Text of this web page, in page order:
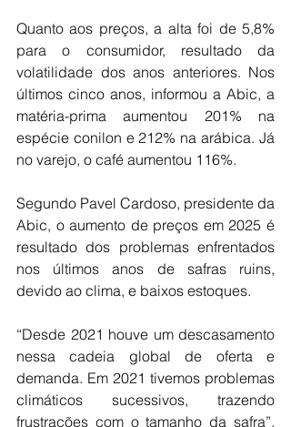
Quanto aos preços, a alta foi de 5,8%
para o consumidor, resultado da
volatilidade dos anos anteriores. Nos
últimos cinco anos, informou a Abic, a
matéria-prima aumentou 201% na
espécie conilon e 212% na arábica. Já
no varejo, o café aumentou 116%.
Segundo Pavel Cardoso, presidente da
Abic, o aumento de preços em 2025 é
resultado dos problemas enfrentados
nos últimos anos de safras ruins,
devido ao clima, e baixos estoques.
“Desde 2021 houve um descasamento
nessa cadeia global de oferta e
demanda. Em 2021 tivemos problemas
climáticos sucessivos, trazendo
frustrações com o tamanho da safra”,